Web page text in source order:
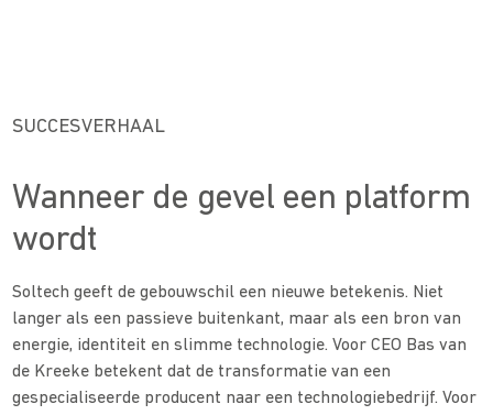
SUCCESVERHAAL
Wanneer de gevel een platform
wordt
Soltech geeft de gebouwschil een nieuwe betekenis. Niet
langer als een passieve buitenkant, maar als een bron van
energie, identiteit en slimme technologie. Voor CEO Bas van
de Kreeke betekent dat de transformatie van een
gespecialiseerde producent naar een technologiebedrijf. Voor